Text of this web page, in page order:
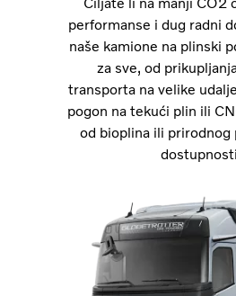
performanse i dug radni
naše kamione na plinski
za sve, od
transporta na velike
pogon na tekući plin ili
od bioplina ili prirodnog